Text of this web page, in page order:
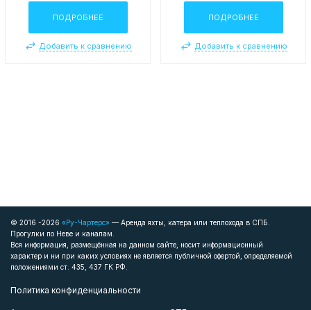
ПОДРОБНЕЕ
Добавить к сравнению
ПОДРОБНЕЕ
Добавить к сравнению
© 2016 -2026 «Ру-Чартерс» — Аренда яхты, катера или теплохода в СПБ.
Прогулки по Неве и каналам.
Вся информация, размещённая на данном сайте, носит информационный
характер и ни при каких условиях не является публичной офертой, определяемой
положениями ст. 435, 437 ГК РФ.
Политика конфиденциальности